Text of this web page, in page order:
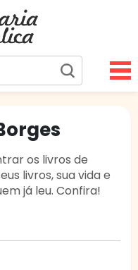
Gratuita
os livros de
livros, sua vida e
já leu. Confira!